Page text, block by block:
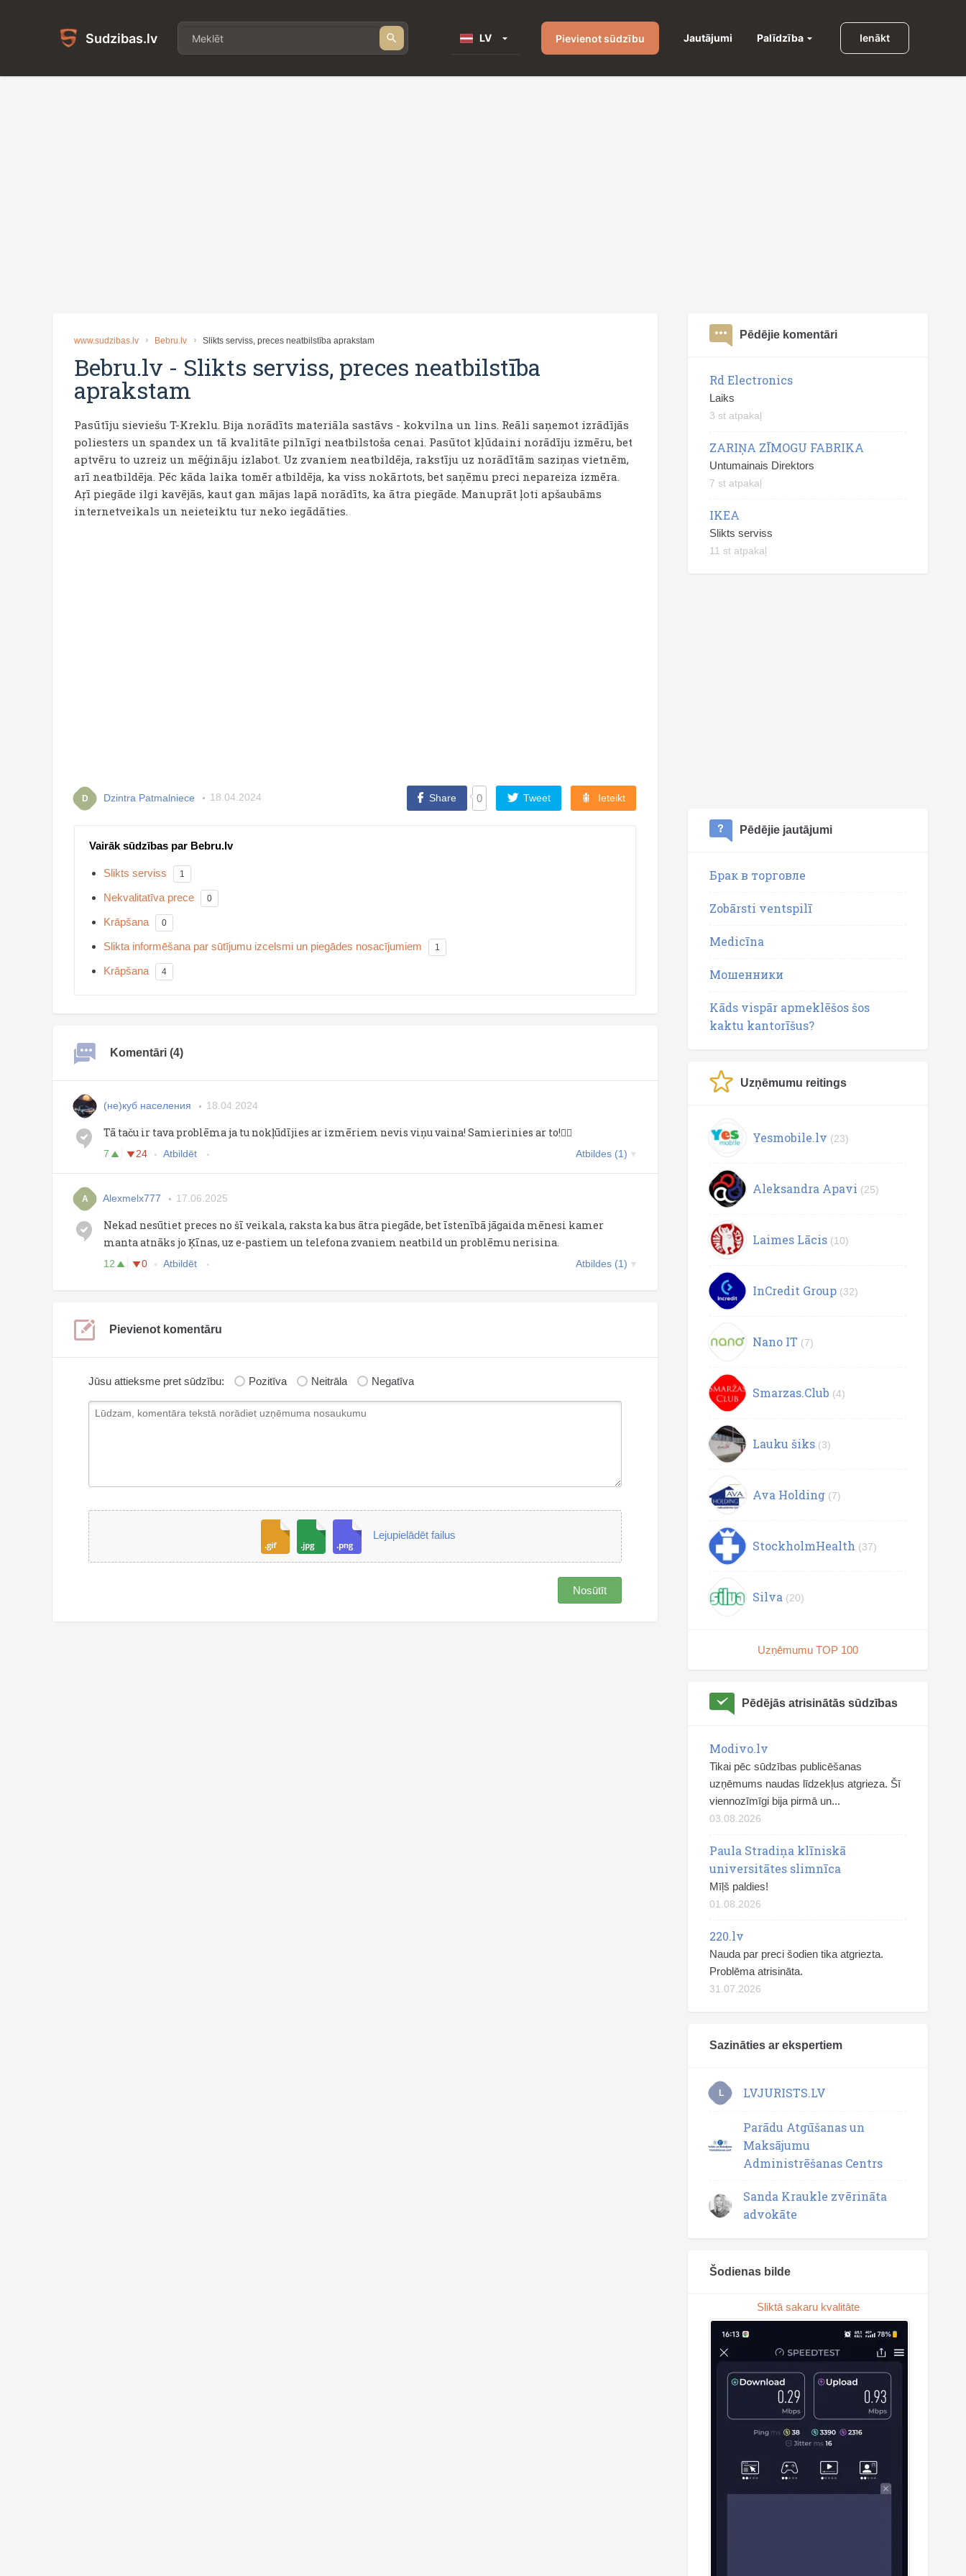
Sudzibas.lv LV Pievienot sūdzību Jautājumi Palīdzība Ienākt
www.sudzibas.lv Bebru.lv Slikts serviss, preces neatbilstība aprakstam
Bebru.lv - Slikts serviss, preces neatbilstība
aprakstam
Pasūtīju sieviešu T-Kreklu. Bija norādīts materiāla sastāvs - kokvilna un lins. Reāli saņemot izrādījās
poliesters un spandex un tā kvalitāte pilnīgi neatbilstoša cenai. Pasūtot kļūdaini norādīju izmēru, bet
aptvēru to uzreiz un mēģināju izlabot. Uz zvaniem neatbildēja, rakstīju uz norādītām saziņas vietnēm,
arī neatbildēja. Pēc kāda laika tomēr atbildēja, ka viss nokārtots, bet saņēmu preci nepareiza izmēra.
Aŗī piegāde ilgi kavējās, kaut gan mājas lapā norādīts, ka ātra piegāde. Manuprāt ļoti apšaubāms
internetveikals un neieteiktu tur neko iegādāties.
D Dzintra Patmalniece 18.04.2024 Share 0 Tweet Ieteikt
Vairāk sūdzības par Bebru.lv
Slikts serviss 1
Nekvalitatīva prece 0
Krāpšana 0
Slikta informēšana par sūtījumu izcelsmi un piegādes nosacījumiem 1
Krāpšana 4
Komentāri (4)
(не)куб населения 18.04.2024
Tā taču ir tava problēma ja tu nokļūdījies ar izmēriem nevis viņu vaina! Samierinies ar to!👍🏼
7 24 Atbildēt Atbildes (1)
A Alexmelx777 17.06.2025
Nekad nesūtiet preces no šī veikala, raksta ka bus ātra piegāde, bet īstenībā jāgaida mēnesi kamer
manta atnāks jo Ķīnas, uz e-pastiem un telefona zvaniem neatbild un problēmu nerisina.
12 0 Atbildēt Atbildes (1)
Pievienot komentāru
Jūsu attieksme pret sūdzību: Pozitīva Neitrāla Negatīva
Lejupielādēt failus
Nosūtīt
Pēdējie komentāri
Rd Electronics
Laiks
3 st atpakaļ
ZARIŅA ZĪMOGU FABRIKA
Untumainais Direktors
7 st atpakaļ
IKEA
Slikts serviss
11 st atpakaļ
Pēdējie jautājumi
Брак в торговле
Zobārsti ventspilī
Medicīna
Мошенники
Kāds vispār apmeklēšos šos
kaktu kantorīšus?
Uzņēmumu reitings
Yesmobile.lv (23)
Aleksandra Apavi (25)
Laimes Lācis (10)
InCredit Group (32)
Nano IT (7)
Smarzas.Club (4)
Lauku šiks (3)
Ava Holding (7)
StockholmHealth (37)
Silva (20)
Uzņēmumu TOP 100
Pēdējās atrisinātās sūdzības
Modivo.lv
Tikai pēc sūdzības publicēšanas
uzņēmums naudas līdzekļus atgrieza. Šī
viennozīmīgi bija pirmā un...
03.08.2026
Paula Stradiņa klīniskā
universitātes slimnīca
Mīļš paldies!
01.08.2026
220.lv
Nauda par preci šodien tika atgriezta.
Problēma atrisināta.
31.07.2026
Sazināties ar ekspertiem
L LVJURISTS.LV
Parādu Atgūšanas un
Maksājumu
Administrēšanas Centrs
Sanda Kraukle zvērināta
advokāte
Šodienas bilde
Sliktā sakaru kvalitāte